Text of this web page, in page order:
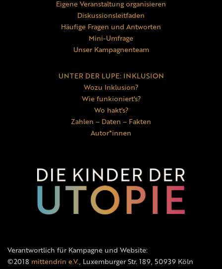
Eigene Veranstaltung organisieren
Diskussionsleitfaden
Häufige Fragen und Antworten
Mini-Umfrage
Unser Kampagnenteam
UNTER DER LUPE: INKLUSION
Wozu Inklusion?
Wie funkioniert's?
Wo hakt's?
Zahlen – Daten – Fakten
Autor*innen
Verantwortlich für Kampagne und Website:
©2018 mittendrin e.V., Luxemburger Str. 189, 50939 Köln